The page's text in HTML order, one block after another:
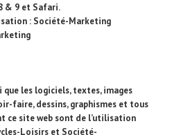
& 9 et Safari.
: Société-Marketing
les logiciels, textes, images
faire, dessins, graphismes et tous
ce site web sont de l’utilisation
Loisirs et Société-